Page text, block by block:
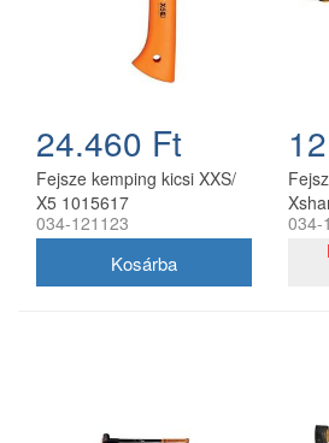
24.460 Ft
Fejsze kemping kicsi XXS/
X5 1015617
034-121123
034-